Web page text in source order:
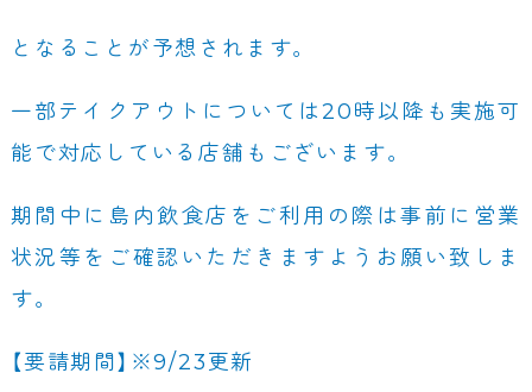
となることが予想されます。
一部テイクアウトについては20時以降も実施可
能で対応している店舗もございます。
期間中に島内飲食店をご利用の際は事前に営業
状況等をご確認いただきますようお願い致しま
す。
【要請期間】※9/23更新